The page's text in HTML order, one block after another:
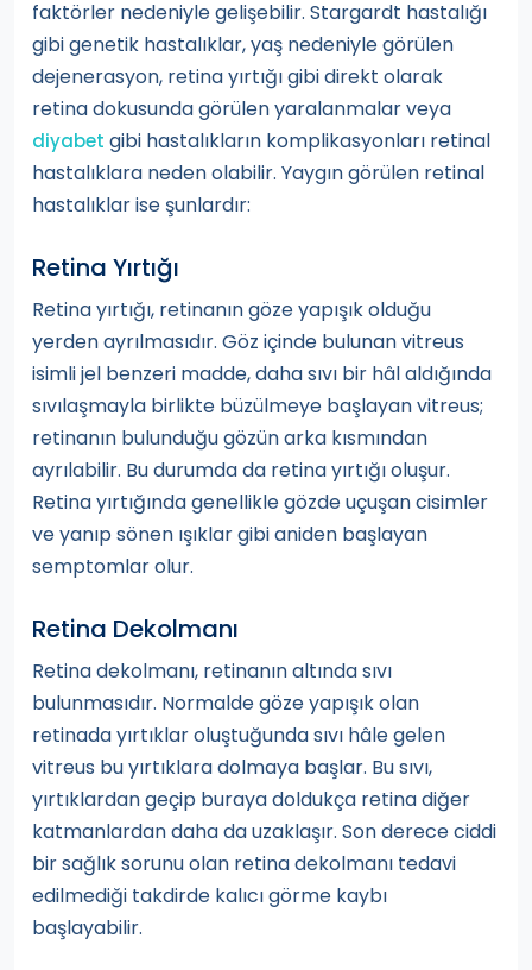
faktörler nedeniyle gelişebilir. Stargardt hastalığı
gibi genetik hastalıklar, yaş nedeniyle görülen
dejenerasyon, retina yırtığı gibi direkt olarak
retina dokusunda görülen yaralanmalar veya
diyabet gibi hastalıkların komplikasyonları retinal
hastalıklara neden olabilir. Yaygın görülen retinal
hastalıklar ise şunlardır:
Retina Yırtığı
Retina yırtığı, retinanın göze yapışık olduğu
yerden ayrılmasıdır. Göz içinde bulunan vitreus
isimli jel benzeri madde, daha sıvı bir hâl aldığında
sıvılaşmayla birlikte büzülmeye başlayan vitreus;
retinanın bulunduğu gözün arka kısmından
ayrılabilir. Bu durumda da retina yırtığı oluşur.
Retina yırtığında genellikle gözde uçuşan cisimler
ve yanıp sönen ışıklar gibi aniden başlayan
semptomlar olur.
Retina Dekolmanı
Retina dekolmanı, retinanın altında sıvı
bulunmasıdır. Normalde göze yapışık olan
retinada yırtıklar oluştuğunda sıvı hâle gelen
vitreus bu yırtıklara dolmaya başlar. Bu sıvı,
yırtıklardan geçip buraya doldukça retina diğer
katmanlardan daha da uzaklaşır. Son derece ciddi
bir sağlık sorunu olan retina dekolmanı tedavi
edilmediği takdirde kalıcı görme kaybı
başlayabilir.